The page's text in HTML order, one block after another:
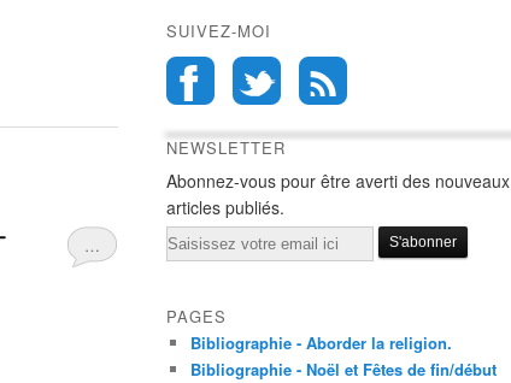
…
SUIVEZ-MOI
NEWSLETTER
Abonnez-vous pour être averti des nouveaux
articles publiés.
Email
PAGES
Bibliographie - Aborder la religion.
Bibliographie - Noël et Fêtes de fin/début